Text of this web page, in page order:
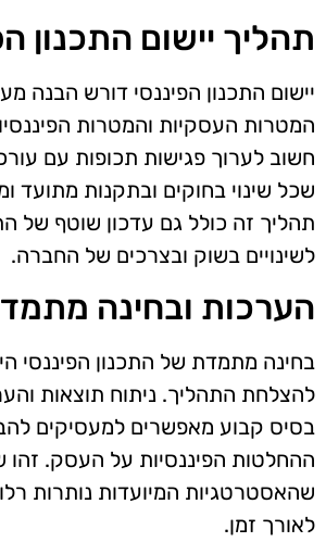
תהליך יישום התכנון
יישום התכנון הפיננסי דורש הבנה
המטרות העסקיות והמטרות
חשוב לערוך פגישות תכופות עם
שכל שינוי בחוקים ובתקנות מתועד
תהליך זה כולל גם עדכון שוטף של
לשינויים בשוק ובצרכים של החברה.
הערכות ובחינה
בחינה מתמדת של התכנון הפיננסי
להצלחת התהליך. ניתוח תוצאות
בסיס קבוע מאפשרים למעסיקים
ההחלטות הפיננסיות על העסק. זהו
שהאסטרטגיות המיועדות נותרות
לאורך זמן.